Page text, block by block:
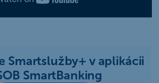
Smartslužby+ v aplikácii
SmartBanking